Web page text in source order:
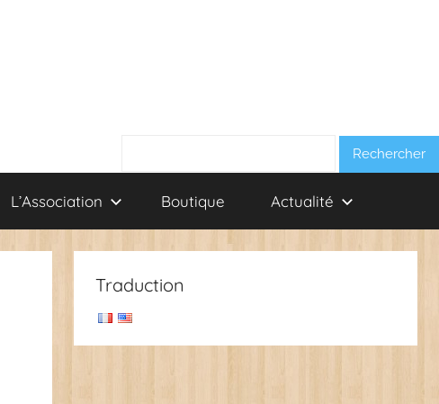
L’Association Boutique Actualité
Traduction